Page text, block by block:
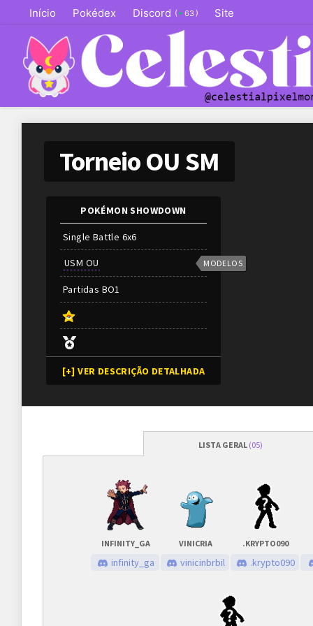
Início Pokédex Discord ( 63 ) Site
Torneio OU SM
POKÉMON SHOWDOWN
Single Battle 6x6
USM OU
Partidas BO1
[+] VER DESCRIÇÃO DETALHADA
MODELOS
Programação
Abertura das inscrições 21/09/2024
Sorteio das chaves 21/09/2024
Inscrições
LISTA GERAL (05)
INFINITY_GA
infinity_ga
VINICRIA
vinicinbrbil
.KRYPTO090
.krypto090